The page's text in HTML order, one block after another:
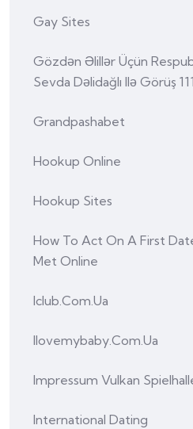
Gay Sites
Gözdən Əlillər Üçün
Sevda Dəlidağlı Ilə Görüş 111
Grandpashabet
Hookup Online
Hookup Sites
How To Act On A First
Met Online
Iclub.com.ua
Ilovemybaby.com.ua
Impressum Vulkan
International Dating